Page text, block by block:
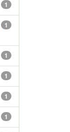
1
1
1
1
1
1